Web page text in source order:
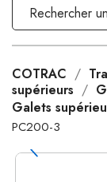
COTRAC
supérieurs
Galets
PC200-3